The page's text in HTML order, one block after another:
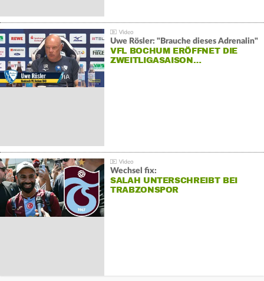
Uwe Rösler: "Brauche dieses Adrenalin"
VFL BOCHUM ERÖFFNET DIE
ZWEITLIGASAISON…
Wechsel fix:
SALAH UNTERSCHREIBT BEI
TRABZONSPOR